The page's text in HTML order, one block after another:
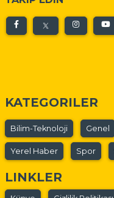
KATEGORILER
Bilim-Teknoloji Genel
Yerel Haber Spor
LINKLER